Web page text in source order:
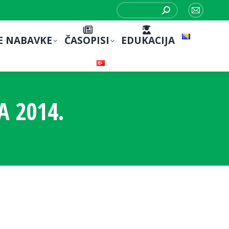
Search:
Mail
NABAVKE ČASOPISI EDUKACIJA
2014.